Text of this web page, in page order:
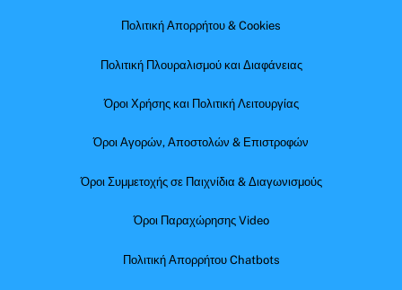
Πολιτική Απορρήτου & Cookies
Πολιτική Πλουραλισμού και Διαφάνειας
Όροι Χρήσης και Πολιτική Λειτουργίας
Όροι Αγορών, Αποστολών & Επιστροφών
Όροι Συμμετοχής σε Παιχνίδια & Διαγωνισμούς
Όροι Παραχώρησης Video
Πολιτική Απορρήτου Chatbots